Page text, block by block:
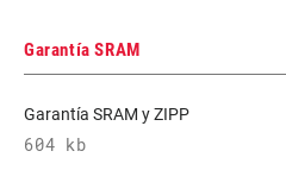
Garantía SRAM
Garantía SRAM y ZIPP
604 kb